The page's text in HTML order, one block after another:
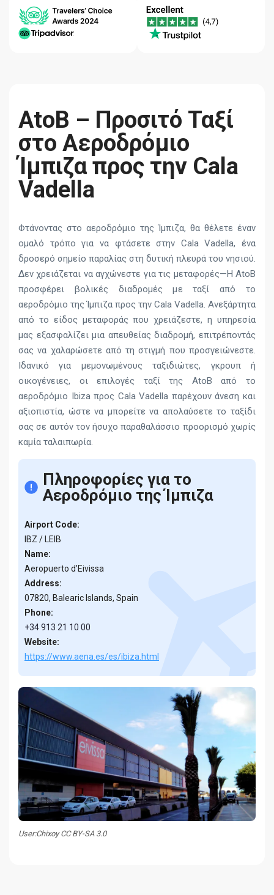
AtoB – Προσιτό Ταξί
στο Αεροδρόμιο
Ίμπιζα προς την Cala
Vadella
Φτάνοντας στο αεροδρόμιο της Ίμπιζα, θα θέλετε έναν
ομαλό τρόπο για να φτάσετε στην Cala Vadella, ένα
δροσερό σημείο παραλίας στη δυτική πλευρά του νησιού.
Δεν χρειάζεται να αγχώνεστε για τις μεταφορές—Η AtoB
προσφέρει βολικές διαδρομές με ταξί από το
αεροδρόμιο της Ίμπιζα προς την Cala Vadella. Ανεξάρτητα
από το είδος μεταφοράς που χρειάζεστε, η υπηρεσία
μας εξασφαλίζει μια απευθείας διαδρομή, επιτρέποντάς
σας να χαλαρώσετε από τη στιγμή που προσγειώνεστε.
Ιδανικό για μεμονωμένους ταξιδιώτες, γκρουπ ή
οικογένειες, οι επιλογές ταξί της AtoB από το
αεροδρόμιο Ibiza προς Cala Vadella παρέχουν άνεση και
αξιοπιστία, ώστε να μπορείτε να απολαύσετε το ταξίδι
σας σε αυτόν τον ήσυχο παραθαλάσσιο προορισμό χωρίς
καμία ταλαιπωρία.
Πληροφορίες για το
Αεροδρόμιο της Ίμπιζα
Airport Code:
IBZ / LEIB
Name:
Aeropuerto d’Eivissa
Address:
07820, Balearic Islands, Spain
Phone:
+34 913 21 10 00
Website:
https://www.aena.es/es/ibiza.html
User:Chixoy CC BY-SA 3.0